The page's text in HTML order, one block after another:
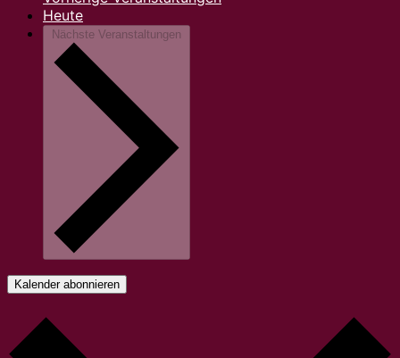
Heute
Nächste Veranstaltungen
Kalender abonnieren